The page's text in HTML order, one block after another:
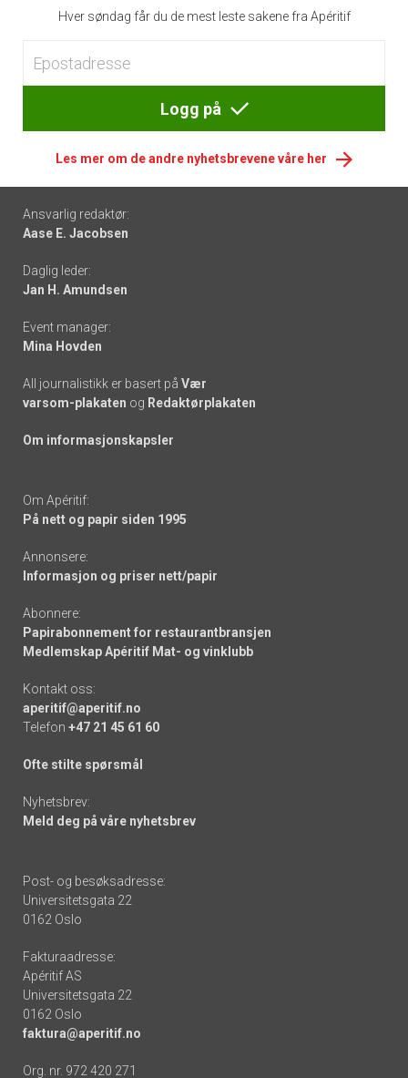
Hver søndag får du de mest leste sakene fra Apéritif
Logg på
Les mer om de andre nyhetsbrevene våre her
Footer
-
links
Ansvarlig redaktør:
Aase E. Jacobsen
Daglig leder:
Jan H. Amundsen
Event manager:
Mina Hovden
All journalistikk er basert på Vær
varsom-plakaten og Redaktørplakaten
Om informasjonskapsler
Om Apéritif:
På nett og papir siden 1995
Annonsere:
Informasjon og priser nett/papir
Abonnere:
Papirabonnement for restaurantbransjen
Medlemskap Apéritif Mat- og vinklubb
Kontakt oss:
aperitif@aperitif.no
Telefon +47 21 45 61 60
Ofte stilte spørsmål
Nyhetsbrev:
Meld deg på våre nyhetsbrev
Post- og besøksadresse:
Universitetsgata 22
0162 Oslo
Fakturaadresse:
Apéritif AS
Universitetsgata 22
0162 Oslo
faktura@aperitif.no
Org. nr. 972 420 271